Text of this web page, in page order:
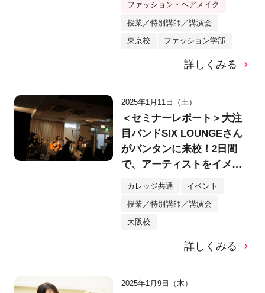
ReMake！
ファッション・ヘアメイク
授業／特別講師／講演会
東京校 ファッション学部
詳しくみる
2025年1月11日（土）
＜セミナーレポート＞大注
目バンドSIX LOUNGEさん
がバンタンに来校！2日間
で、アーティストをイメー
ジしたグッズデザインやMV
はアコースティックバージ
ョンのスペシャルライブ
カレッジ共通 イベント
授業／特別講師／講演会
大阪校
詳しくみる
2025年1月9日（木）